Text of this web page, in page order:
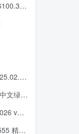
小修 Windows 11 IoT LTSC2024 (26100.3915) 极限精简 二合一 (2025.4.27)
DLNow Video Downloader v1.54.2025.02.02 多语便携版
闪电藤(局域网文件传输工具) v2.8.3 中文绿色版
InnoExtractor(Inno解包工具) Ultra 2026 v11.5.1.178 多语便携版
WPS Office 2023专业版 v12.8.2.21555 精简优化版 v8